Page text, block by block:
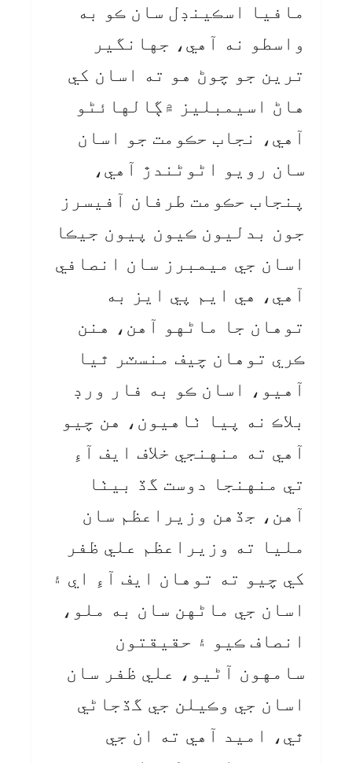
مافيا اسڪينڊل سان ڪو به
واسطو نه آهي، جهانگير
ترين جو چوڻ هو ته اسان کي
هاڻ اسيمبليز ۾ڳالهائڻو
آهي، نجاب حڪومت جو اسان
سان رويو اڻوڻندڙ آهي،
پنجاب حڪومت طرفان آفيسرز
جون بدليون ڪيون پيون جيڪا
اسان جي ميمبرز سان انصافي
آهي، هي ايم پي ايز به
توهان جا ماڻهو آهن، هنن
ڪري توهان چيف منسٽر ٿيا
آهيو، اسان ڪو به فار ورڊ
بلاڪ نه پيا ٺاهيون، هن چيو
آهي ته منهنجي خلاف ايف آءِ
تي منهنجا دوست گڏ بيٺا
آهن، جڏهن وزيراعظم سان
مليا ته وزيراعظم علي ظفر
کي چيو ته توهان ايف آءِ اي ۽
اسان جي ماڻهن سان به ملو،
انصاف ڪيو ۽ حقيقتون
سامهون آڻيو، علي ظفر سان
اسان جي وڪيلن جي گڏجاڻي
ٿي، اميد آهي ته ان جي